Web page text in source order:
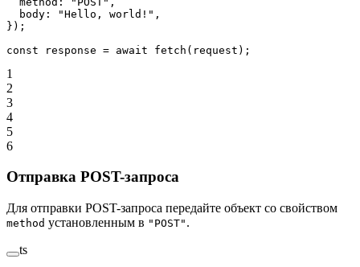
  body:
"Hello, world!" ,
});
const response = await fetch (request);
1
2
3
4
5
6
Отправка POST-запроса
Для отправки POST-запроса передайте объект со свойством
method установленным в "POST" .
ts